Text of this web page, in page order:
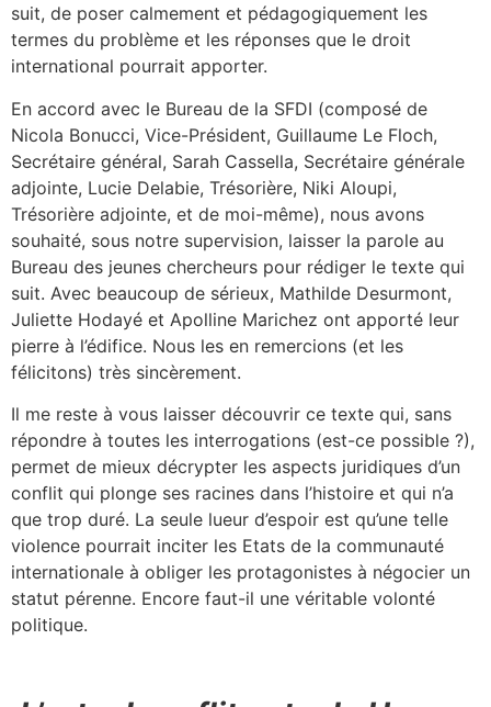
suit, de poser calmement et pédagogiquement les
termes du problème et les réponses que le droit
international pourrait apporter.
En accord avec le Bureau de la SFDI (composé de
Nicola Bonucci, Vice-Président, Guillaume Le Floch,
Secrétaire général, Sarah Cassella, Secrétaire générale
adjointe, Lucie Delabie, Trésorière, Niki Aloupi,
Trésorière adjointe, et de moi-même), nous avons
souhaité, sous notre supervision, laisser la parole au
Bureau des jeunes chercheurs pour rédiger le texte qui
suit. Avec beaucoup de sérieux, Mathilde Desurmont,
Juliette Hodayé et Apolline Marichez ont apporté leur
pierre à l’édifice. Nous les en remercions (et les
félicitons) très sincèrement.
Il me reste à vous laisser découvrir ce texte qui, sans
répondre à toutes les interrogations (est-ce possible ?),
permet de mieux décrypter les aspects juridiques d’un
conflit qui plonge ses racines dans l’histoire et qui n’a
que trop duré. La seule lueur d’espoir est qu’une telle
violence pourrait inciter les Etats de la communauté
internationale à obliger les protagonistes à négocier un
statut pérenne. Encore faut-il une véritable volonté
politique.